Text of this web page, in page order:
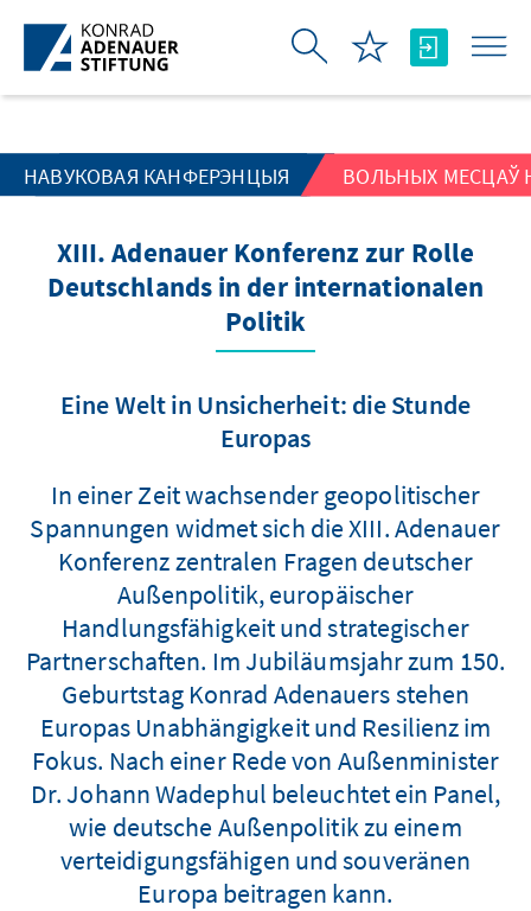
Skip to Main Content
НАВУКОВАЯ КАНФЕРЭНЦЫЯ ВОЛЬНЫХ МЕСЦАЎ
XIII. Adenauer Konferenz zur Rolle
Deutschlands in der internationalen
Politik
Eine Welt in Unsicherheit: die Stunde
Europas
In einer Zeit wachsender geopolitischer
Spannungen widmet sich die XIII. Adenauer
Konferenz zentralen Fragen deutscher
Außenpolitik, europäischer
Handlungsfähigkeit und strategischer
Partnerschaften. Im Jubiläumsjahr zum 150.
Geburtstag Konrad Adenauers stehen
Europas Unabhängigkeit und Resilienz im
Fokus. Nach einer Rede von Außenminister
Dr. Johann Wadephul beleuchtet ein Panel,
wie deutsche Außenpolitik zu einem
verteidigungsfähigen und souveränen
Europa beitragen kann.